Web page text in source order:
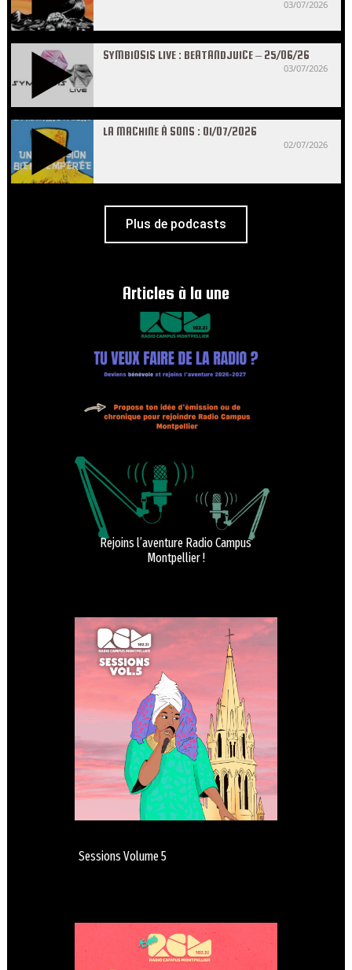
03/07/2026
SYMBIOSIS LIVE : BEATANDJUICE – 25/06/26
03/07/2026
LA MACHINE À SONS : 01/07/2026
02/07/2026
Plus de podcasts
Articles à la une
Rejoins l’aventure Radio Campus
Montpellier !
Sessions Volume 5